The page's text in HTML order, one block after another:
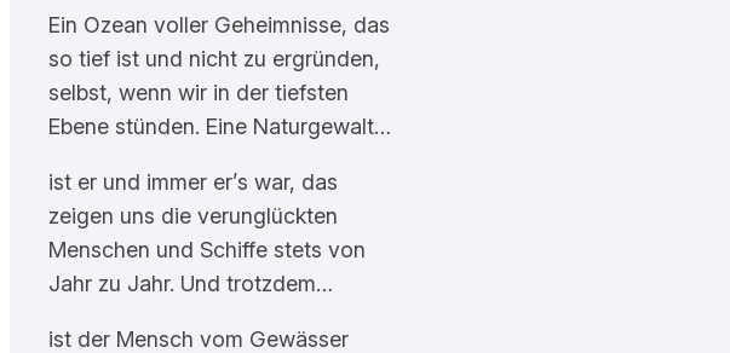
Ein Ozean voller Geheimnisse, das
so tief ist und nicht zu ergründen,
selbst, wenn wir in der tiefsten
Ebene stünden. Eine Naturgewalt…
ist er und immer er’s war, das
zeigen uns die verunglückten
Menschen und Schiffe stets von
Jahr zu Jahr. Und trotzdem…
ist der Mensch vom Gewässer